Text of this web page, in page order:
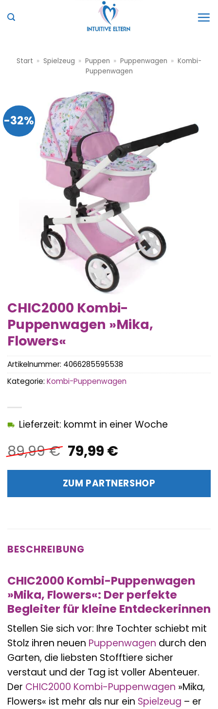
Inhalt
Start » Spielzeug » Puppen » Puppenwagen » Kombi-
Puppenwagen
-32%
CHIC2000 Kombi-
Puppenwagen »Mika,
Flowers«
89,99€ Ursprünglicher
Preis
war:
89,99 €
79,99 €Aktueller
ist:
79,99 €.
Lieferzeit: kommt in einer Woche
ZUM PARTNERSHOP
Artikelnummer: 4066285595538
Kategorie: Kombi-Puppenwagen
BESCHREIBUNG
CHIC2000 Kombi-Puppenwagen
»Mika, Flowers«: Der perfekte
Begleiter für kleine Entdeckerinnen
Stellen Sie sich vor: Ihre Tochter schiebt mit
Stolz ihren neuen Puppenwagen durch den
Garten, die liebsten Stofftiere sicher
verstaut und der Tag ist voller Abenteuer.
Der CHIC2000 Kombi-Puppenwagen »Mika,
Flowers« ist mehr als nur ein Spielzeug – er